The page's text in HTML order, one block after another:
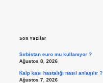
Son Yazılar
Sırbistan euro mu kullanıyor ?
Ağustos 8, 2026
Kalp kası hastalığı nasıl anlaşılır ?
Ağustos 7, 2026